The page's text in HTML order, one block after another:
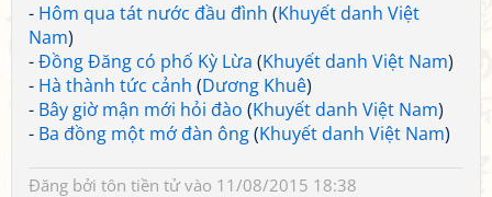
- Hôm qua tát nước đầu đình (Khuyết danh Việt
Nam)
-Đồng Đăng có phố Kỳ Lừa (Khuyết danh Việt Nam)
- Hà thành tức cảnh (Dương Khuê)
- Bây giờ mận mới hỏi đào (Khuyết danh Việt Nam)
- Ba đồng một mớ đàn ông(Khuyết danh Việt Nam)
Đăng bởi tôn tiền tửvào 11/08/2015 18:38